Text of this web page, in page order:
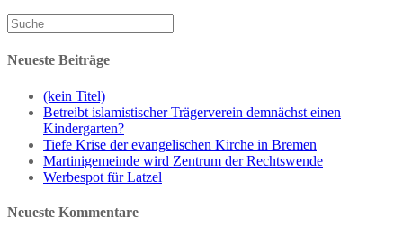
Neueste Beiträge
(kein Titel)
Betreibt islamistischer Trägerverein demnächst einen
Kindergarten?
Tiefe Krise der evangelischen Kirche in Bremen
Martinigemeinde wird Zentrum der Rechtswende
Werbespot für Latzel
Neueste Kommentare